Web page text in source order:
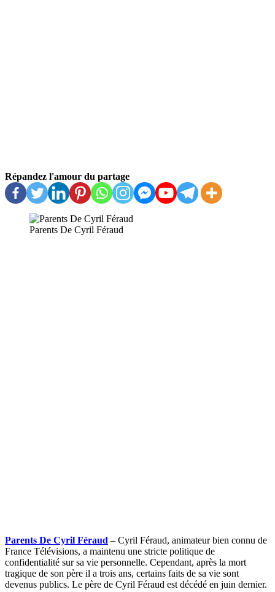
Répandez l'amour du partage
Parents De Cyril Féraud
Parents De Cyril Féraud – Cyril Féraud, animateur bien connu de
France Télévisions, a maintenu une stricte politique de
confidentialité sur sa vie personnelle. Cependant, après la mort
tragique de son père il a trois ans, certains faits de sa vie sont
devenus publics. Le père de Cyril Féraud est décédé en juin dernier.